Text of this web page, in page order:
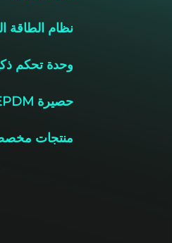
نظام الطاقة
وحدة تحكم
حصيرة EPDM لحمام السباحة
منتجات